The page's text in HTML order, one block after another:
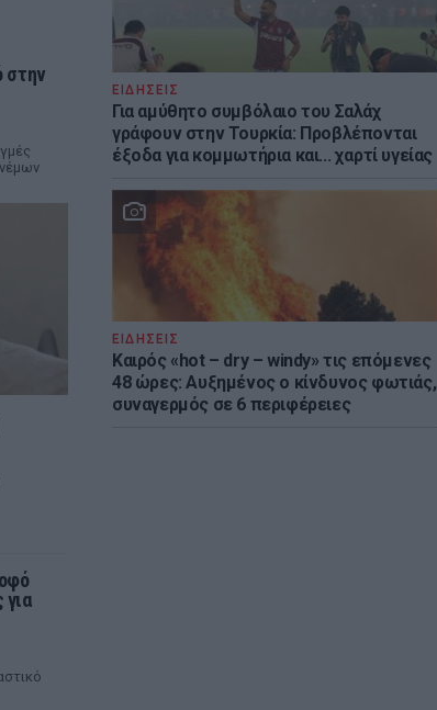
ΕΙΔΗΣΕΙΣ
Για αμύθητο συμβόλαιο του Σαλάχ
γράφουν στην Τουρκία: Προβλέπονται
έξοδα για κομμωτήρια και... χαρτί υγείας
ΕΙΔΗΣΕΙΣ
Καιρός «hot – dry – windy» τις επόμενες
48 ώρες: Αυξημένος ο κίνδυνος φωτιάς,
συναγερμός σε 6 περιφέρειες
στην
για